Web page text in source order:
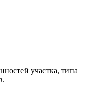
участка, типа